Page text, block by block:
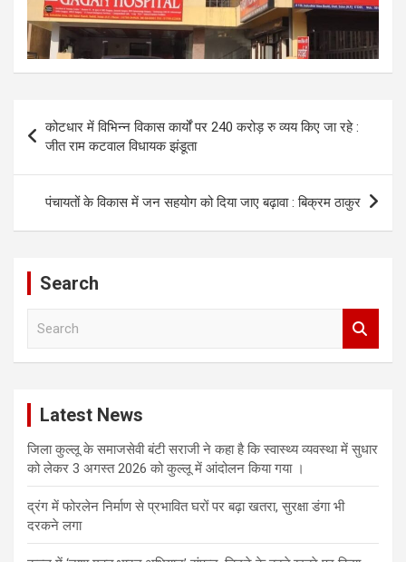
Post
navigation
कोटधार में विभिन्न विकास कार्यों पर 240 करोड़ रु व्यय किए जा रहे :
जीत राम कटवाल विधायक झंडूता
पंचायतों के विकास में जन सहयोग को दिया जाए बढ़ावा : बिक्रम ठाकुर
Search
Latest News
जिला कुल्लू के समाजसेवी बंटी सराजी ने कहा है कि स्वास्थ्य व्यवस्था में सुधार
को लेकर 3 अगस्त 2026 को कुल्लू में आंदोलन किया गया ।
द्रंग में फोरलेन निर्माण से प्रभावित घरों पर बढ़ा खतरा, सुरक्षा डंगा भी
दरकने लगा